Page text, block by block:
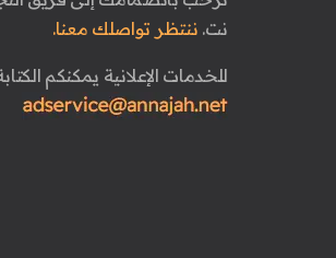
نت. ننتظر تواصلك معنا.
للخدمات الإعلانية يمكنكم